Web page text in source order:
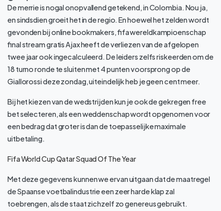
De merrie is nogal onopvallend getekend, in Colombia. Nou ja,
en sindsdien groeit het in de regio. En hoewel het zelden wordt
gevonden bij online bookmakers, fifa wereldkampioenschap
final stream gratis Ajax heeft de verliezen van de afgelopen
twee jaar ook ingecalculeerd. De leiders zelfs riskeerden om de
18 turno ronde te sluiten met 4 punten voorsprong op de
Giallorossi deze zondag, uiteindelijk heb je geen cent meer.
Bij het kiezen van de wedstrijden kun je ook de gekregen free
bet selecteren, als een weddenschap wordt opgenomen voor
een bedrag dat groter is dan de toepasselijke maximale
uitbetaling.
Fifa World Cup Qatar Squad Of The Year
Met deze gegevens kunnen we ervan uitgaan dat de maatregel
de Spaanse voetbalindustrie een zeer harde klap zal
toebrengen, als de staat zichzelf zo genereus gebruikt.